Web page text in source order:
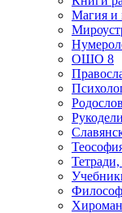
Магия и
ОШО 8